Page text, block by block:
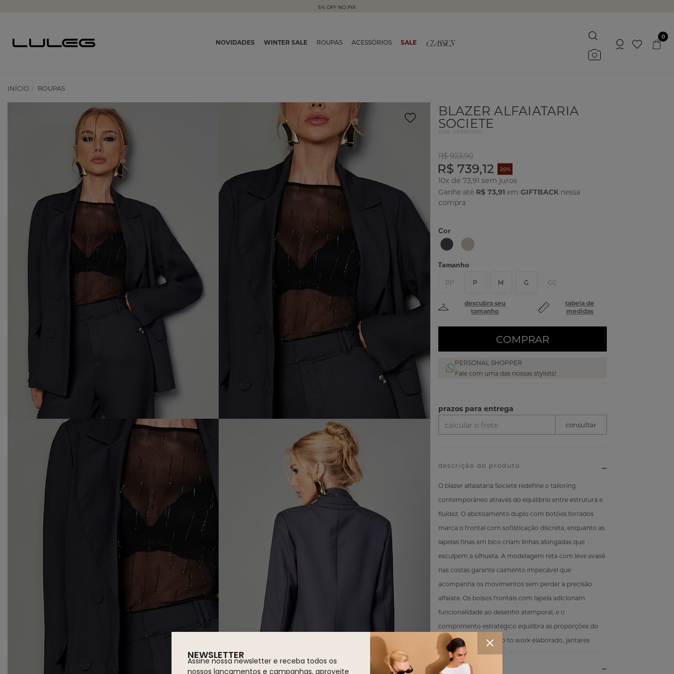
5% OFF NO PIX
NOVIDADES WINTER SALE ROUPAS ACESSÓRIOS SALE
0
INÍCIO ROUPAS
BLAZER ALFAIATARIA
SOCIETE
(Cód. 05080090
R$ 923,90
R$ 739,12 20%
10x de 73,91
Ganhe até R$ 73,91em GIFTBACKnessa
compra
Cor
Tamanho
PP P M G GG
descubra seu
tamanho
tabela de
medidas
COMPRAR
PERSONAL SHOPPER
Fale com uma das nossas stylists!
descrição do produto
O blazer alfaiataria Societe redefine o tailoring
contemporâneo através do equilíbrio entre estrutura e
fluidez. O abotoamento duplo com botões forrados
marca o frontal com sofisticação discreta, enquanto as
lapelas finas em bico criam linhas alongadas que
esculpem a silhueta. A modelagem reta com leve evasê
nas costas garante caimento impecável que
acompanha os movimentos sem perder a precisão
alfaiate. Os bolsos frontais com lapela adicionam
funcionalidade ao desenho atemporal, e o
comprimento estratégico equilibra as proporções do
corpo. Versátil para go to work elaborado, jantares
sofisticados ou eventos importantes.
NEWSLETTER
Assine nossa newsletter e receba todos os
nossos lançamentos e campanhas, aproveite